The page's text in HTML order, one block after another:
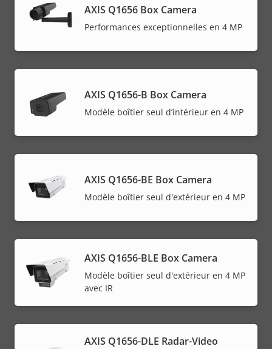
AXIS Q1656 Box Camera
Performances exceptionnelles en 4 MP
AXIS Q1656-B Box Camera
Modèle boîtier seul d’intérieur en 4 MP
AXIS Q1656-BE Box Camera
Modèle boîtier seul d'extérieur en 4 MP
AXIS Q1656-BLE Box Camera
Modèle boîtier seul d'extérieur en 4 MP
avec IR
AXIS Q1656-DLE Radar-Video